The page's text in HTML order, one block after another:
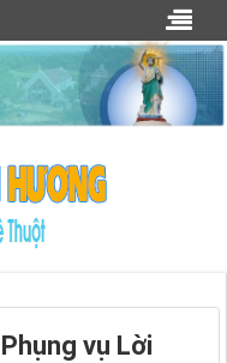
vụ Lời